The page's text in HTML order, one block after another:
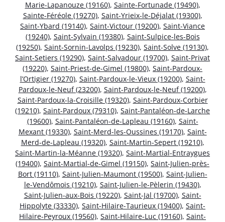
Marie-Lapanouze (19160), Sainte-Fortunade (19490),
Sainte-Féréole (19270), Saint-Yrieix-le-Déjalat (19300),
Saint-Ybard (19140), Saint-Victour (19200), Saint-Viance
(19240), Saint-Sylvain (19380), Saint-Sulpice-les-Bois
(19250), Saint-Sornin-Lavolps (19230), Saint-Solve (19130),
Saint-Setiers (19290), Saint-Salvadour (19700), Saint-Privat
(19220), Saint-Priest-de-Gimel (19800), Saint-Pardoux-
l’Ortigier (19270), Saint-Pardoux-le-Vieux (19200), Saint-
Pardoux-le-Neuf (23200), Saint-Pardoux-le-Neuf (19200),
Saint-Pardoux-la-Croisille (19320), Saint-Pardoux-Corbier
(19210), Saint-Pardoux (79310), Saint-Pantaléon-de-Larche
(19600), Saint-Pantaléon-de-Lapleau (19160), Saint-
Mexant (19330), Saint-Merd-les-Oussines (19170), Saint-
Merd-de-Lapleau (19320), Saint-Martin-Sepert (19210),
Saint-Martin-la-Méanne (19320), Saint-Martial-Entraygues
(19400), Saint-Martial-de-Gimel (19150), Saint-Julien-près-
Bort (19110), Saint-Julien-Maumont (19500), Saint-Julien-
le-Vendômois (19210), Saint-Julien-le-Pèlerin (19430),
Saint-Julien-aux-Bois (19220), Saint-Jal (19700), Saint-
Hippolyte (33330), Saint-Hilaire-Taurieux (19400), Saint-
Hilaire-Peyroux (19560), Saint-Hilaire-Luc (19160), Saint-